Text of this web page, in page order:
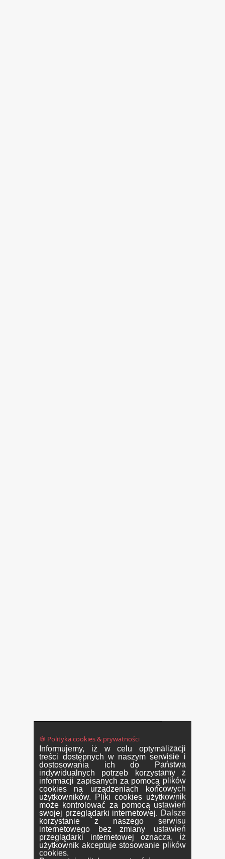
🍪 Polityka cookies & prywatności
Informujemy, iż w celu optymalizacji
treści dostępnych w naszym serwisie i
dostosowania ich do Państwa
indywidualnych potrzeb korzystamy z
informacji zapisanych za pomocą plików
cookies na urządzeniach końcowych
użytkowników. Pliki cookies użytkownik
może kontrolować za pomocą ustawień
swojej przeglądarki internetowej. Dalsze
korzystanie z naszego serwisu
internetowego bez zmiany ustawień
przeglądarki internetowej oznacza, iż
użytkownik akceptuje stosowanie plików
cookies.